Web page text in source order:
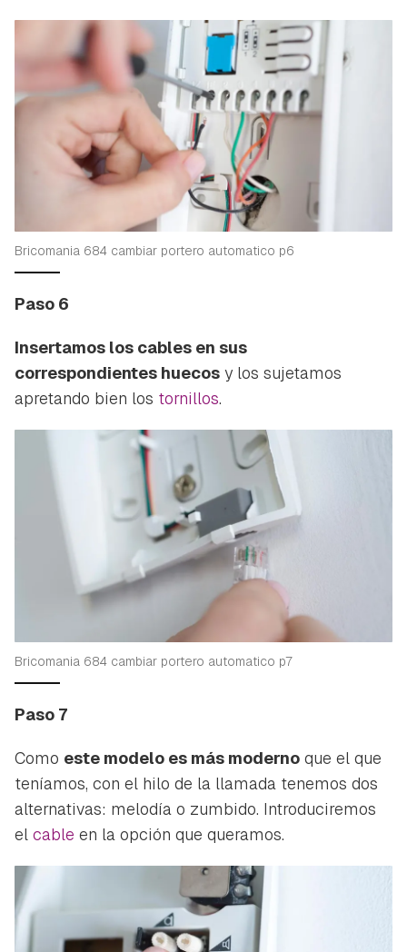
Bricomania 684 cambiar portero automatico p6
Paso 6
Insertamos los cables en sus
correspondientes huecos y los sujetamos
apretando bien los tornillos.
Bricomania 684 cambiar portero automatico p7
Paso 7
Como este modelo es más moderno que el que
teníamos, con el hilo de la llamada tenemos dos
alternativas: melodía o zumbido. Introduciremos
el cable en la opción que queramos.